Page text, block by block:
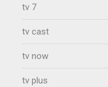
tv 7
tv cast
tv now
tv plus